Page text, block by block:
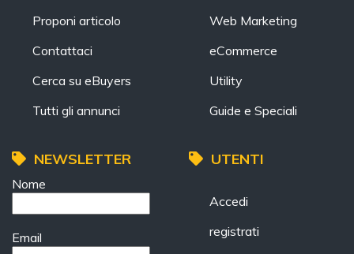
Proponi articolo
Contattaci
Cerca su eBuyers
Tutti gli annunci
Web Marketing
eCommerce
Utility
Guide e Speciali
NEWSLETTER
Nome
Email
UTENTI
Accedi
registrati